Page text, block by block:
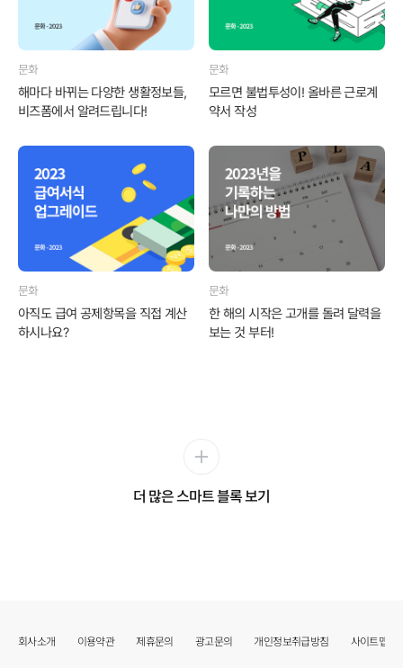
문화
해마다 바뀌는 다양한 생활정보들,
비즈폼에서 알려드립니다!
문화
모르면 불법투성이! 올바른 근로계
약서 작성
문화
아직도 급여 공제항목을 직접 계산
하시나요?
문화
한 해의 시작은 고개를 돌려 달력을
보는 것 부터!
더 많은 스마트 블록 보기
회사소개 이용약관 제휴문의 광고문의 개인정보취급방침 사이트맵